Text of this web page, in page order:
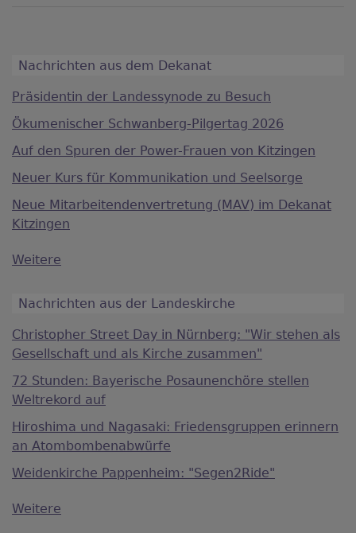
Nachrichten aus dem Dekanat
Präsidentin der Landessynode zu Besuch
Ökumenischer Schwanberg-Pilgertag 2026
Auf den Spuren der Power-Frauen von Kitzingen
Neuer Kurs für Kommunikation und Seelsorge
Neue Mitarbeitendenvertretung (MAV) im Dekanat
Kitzingen
Weitere
Nachrichten aus der Landeskirche
Christopher Street Day in Nürnberg: "Wir stehen als
Gesellschaft und als Kirche zusammen"
72 Stunden: Bayerische Posaunenchöre stellen
Weltrekord auf
Hiroshima und Nagasaki: Friedensgruppen erinnern
an Atombombenabwürfe
Weidenkirche Pappenheim: "Segen2Ride"
Weitere